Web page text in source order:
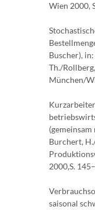
Wien 2000,
Buscher),
Th./
München/
Burchert,
2000,S.
saisonal